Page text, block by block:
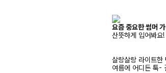
요즘 중요한 썸머
산뜻하게 입어봐요!
살랑살랑 라이트한
여름에 어디든 툭-